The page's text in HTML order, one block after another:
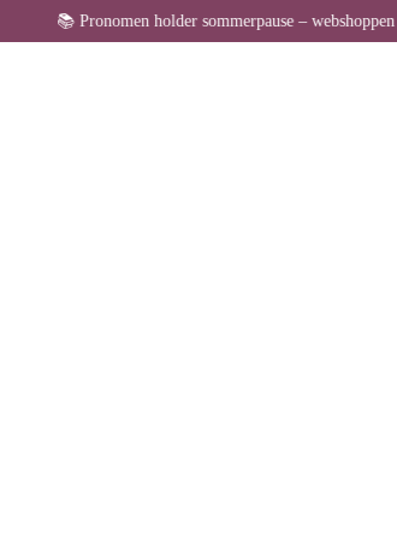
holder sommerpause – webshoppen er